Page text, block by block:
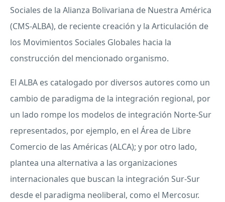
Sociales de la Alianza Bolivariana de Nuestra América
(CMS-ALBA), de reciente creación y la Articulación de
los Movimientos Sociales Globales hacia la
construcción del mencionado organismo.
El ALBA es catalogado por diversos autores como un
cambio de paradigma de la integración regional, por
un lado rompe los modelos de integración Norte-Sur
representados, por ejemplo, en el Área de Libre
Comercio de las Américas (ALCA); y por otro lado,
plantea una alternativa a las organizaciones
internacionales que buscan la integración Sur-Sur
desde el paradigma neoliberal, como el Mercosur.